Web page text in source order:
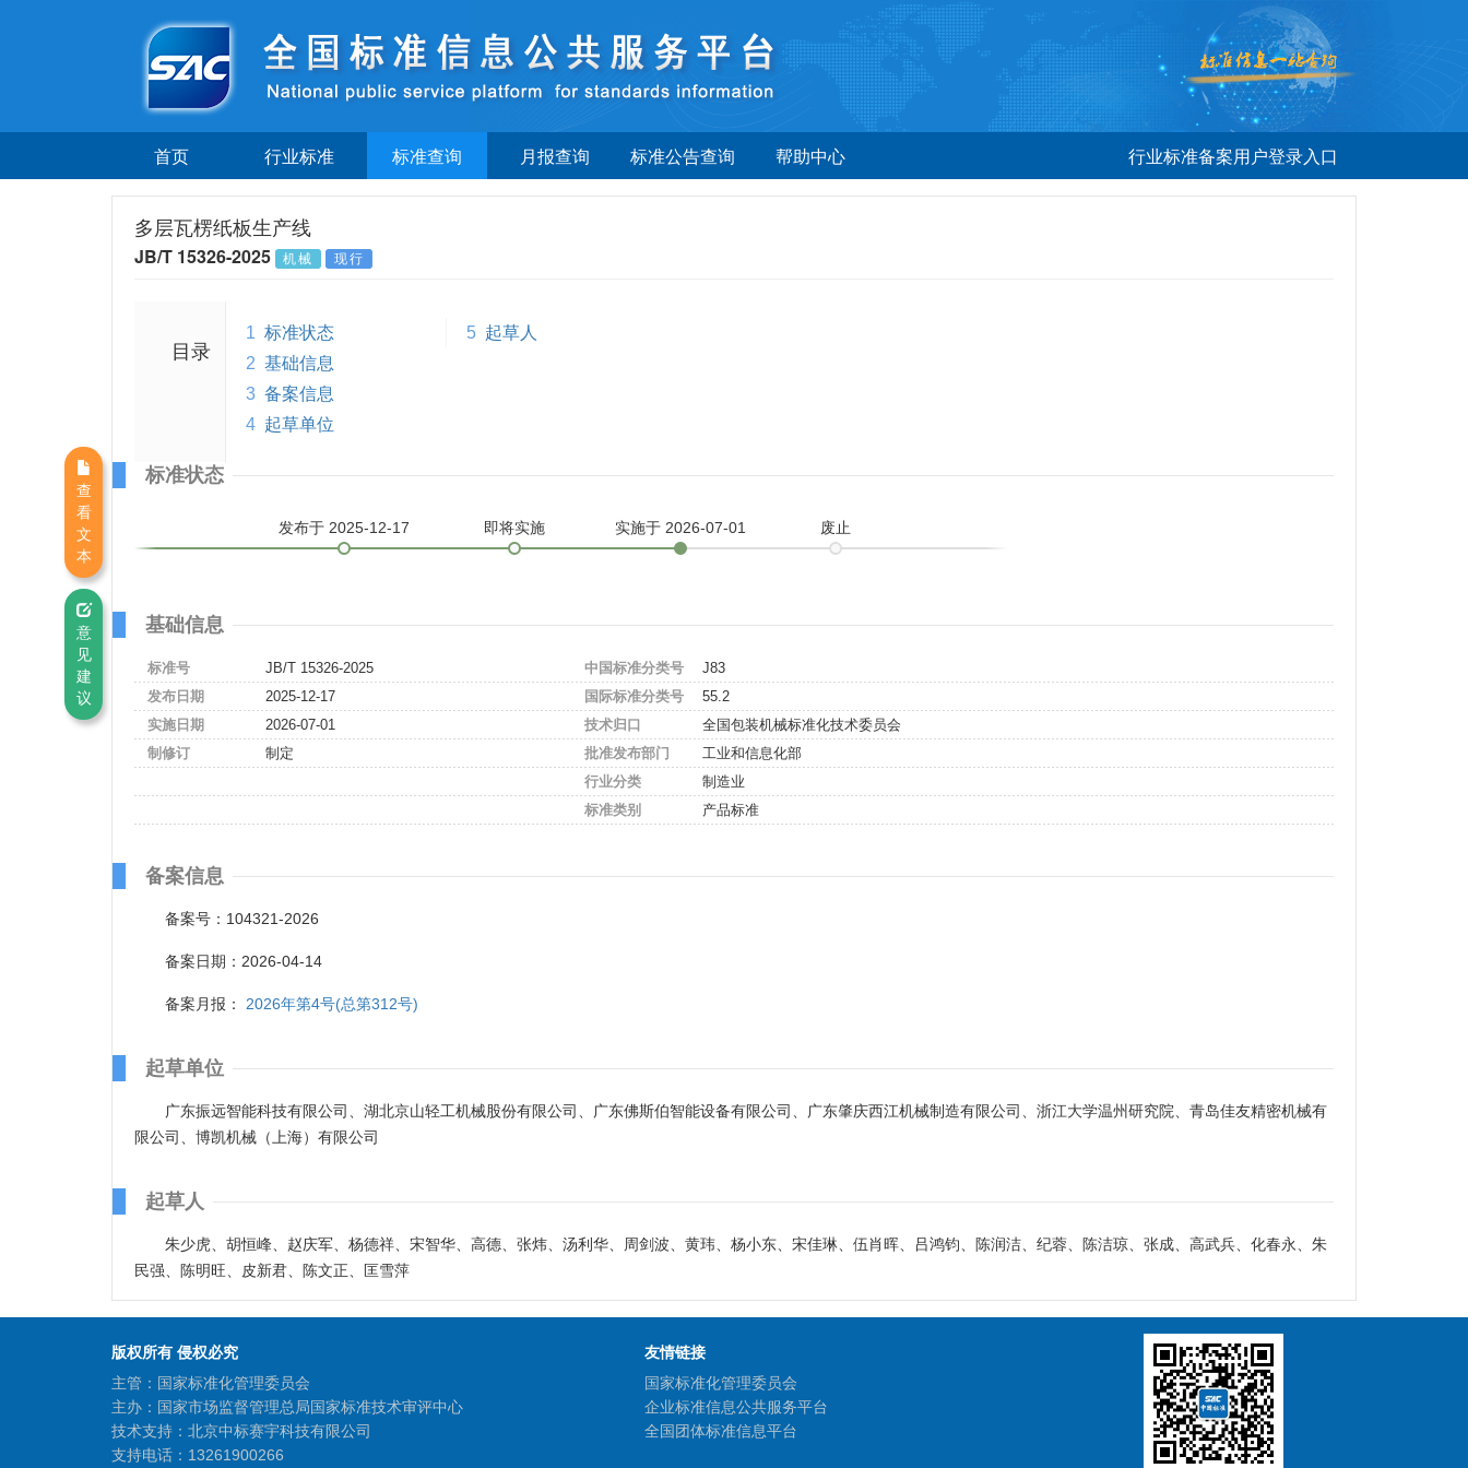
首页 行业标准 标准查询 月报查询 标准公告查询 帮助中心 行业标准备案用户登录入口
查
看
文
本
意
见
建
议
多层瓦楞纸板生产线
JB/T 15326-2025 机械 现行
目录
1 标准状态
2 基础信息
3 备案信息
4 起草单位
5 起草人
标准状态
发布于 2025-12-17 即将实施 实施于 2026-07-01 废止
基础信息
标准号
JB/T 15326-2025
发布日期
2025-12-17
实施日期
2026-07-01
制修订
制定
中国标准分类号
J83
国际标准分类号
55.2
技术归口
全国包装机械标准化技术委员会
批准发布部门
工业和信息化部
行业分类
制造业
标准类别
产品标准
备案信息
备案号：104321-2026
备案日期：2026-04-14
备案月报： 2026年第4号(总第312号)
起草单位
广东振远智能科技有限公司、湖北京山轻工机械股份有限公司、广东佛斯伯智能设备有限公司、广东肇庆西江机械制造有限公司、浙江大学温州研究院、青岛佳友精密机械有
限公司、博凯机械（上海）有限公司
起草人
朱少虎、胡恒峰、赵庆军、杨德祥、宋智华、高德、张炜、汤利华、周剑波、黄玮、杨小东、宋佳琳、伍肖晖、吕鸿钧、陈润洁、纪蓉、陈洁琼、张成、高武兵、化春永、朱
民强、陈明旺、皮新君、陈文正、匡雪萍
版权所有 侵权必究
主管：国家标准化管理委员会
主办：国家市场监督管理总局国家标准技术审评中心
技术支持：北京中标赛宇科技有限公司
支持电话：13261900266
友情链接
国家标准化管理委员会
企业标准信息公共服务平台
全国团体标准信息平台